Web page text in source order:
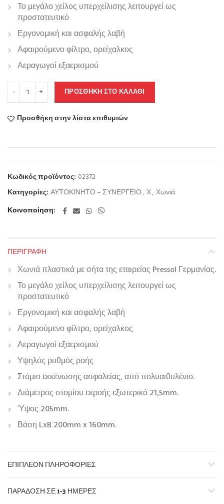
Το μεγάλο χείλος υπερχείλισης λειτουργεί ως
προστατευτικό
Εργονομική και ασφαλής λαβή
Αφαιρούμενο φίλτρο, ορείχαλκος
Αεραγωγοί εξαερισμού
ΠΡΟΣΘΉΚΗ ΣΤΟ ΚΑΛΆΘΙ
Προσθήκη στην λίστα επιθυμιών
Κωδικός προϊόντος: 02372
Κατηγορίες: ΑΥΤΟΚΙΝΗΤΟ – ΣΥΝΕΡΓΕΙΟ, Χ, Χωνιά
Κοινοποίηση
ΠΕΡΙΓΡΑΦΉ
Χωνιά πλαστικά με σήτα της εταιρείας Pressol Γερμανίας.
Το μεγάλο χείλος υπερχείλισης λειτουργεί ως
προστατευτικό
Εργονομική και ασφαλής λαβή
Αφαιρούμενο φίλτρο, ορείχαλκος
Αεραγωγοί εξαερισμού
Υψηλός ρυθμός ροής
Στόμιο εκκένωσης ασφαλείας, από πολυαιθυλένιο.
Διάμετρος στομίου εκροής εξωτερικό 21,5mm.
Ύψος 205mm.
Βάση LxB 200mm x 160mm.
ΕΠΙΠΛΈΟΝ ΠΛΗΡΟΦΟΡΊΕΣ
ΠΑΡΆΔΟΣΗ ΣΕ 1-3 ΗΜΈΡΕΣ